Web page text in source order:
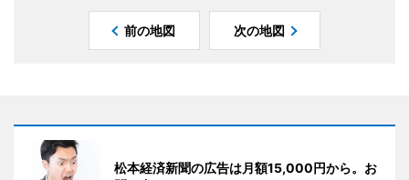
前の地図 次の地図
松本経済新聞の広告は月額15,000円から。お